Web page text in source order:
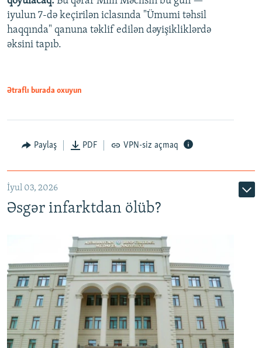
Auto 240p 360p 480p
720p 1080p
480p
720p
iyulun 7-də keçirilən iclasında "Ümumi təhsil
haqqında" qanuna təklif edilən dəyişikliklərdə
əksini tapıb.
Ətraflı burada oxuyun
Paylaş PDF VPN-siz açmaq
İyul 03, 2026
Əsgər infarktdan ölüb?